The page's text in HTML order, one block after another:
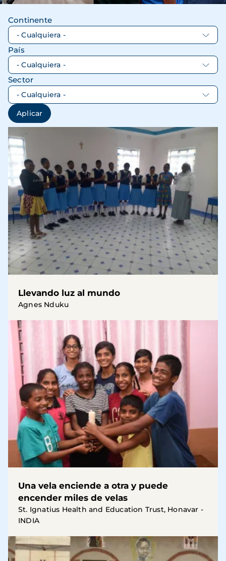
Continente
País
Sector
Llevando luz al mundo
Agnes Nduku
Una vela enciende a otra y puede
encender miles de velas
St. Ignatius Health and Education Trust, Honavar -
INDIA